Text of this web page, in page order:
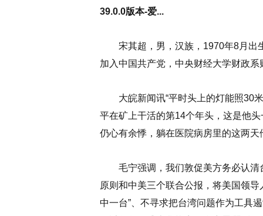
39.0.0版本-爱...
宋其超，男，汉族，1970年8月出
加入中国共产党，中央财经大学财政
大皖新闻讯“平时头上的灯能照30米
平在矿上干活的第14个年头，这是他
仍心有余悸，躺在医院病房里的这两
毛宁强调，我们敦促美方务必认清
原则和中美三个联合公报，将美国领导
中一台”、不寻求把台湾问题作为工具